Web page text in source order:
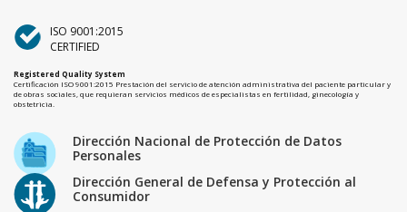
ISO 9001:2015
CERTIFIED
Registered Quality System
Certificación ISO 9001:2015 Prestación del servicio de atención administrativa del paciente particular y
de obras sociales, que requieran servicios médicos de especialistas en fertilidad, ginecología y
obstetricia.
Dirección Nacional de Protección de Datos
Personales
Dirección General de Defensa y Protección al
Consumidor